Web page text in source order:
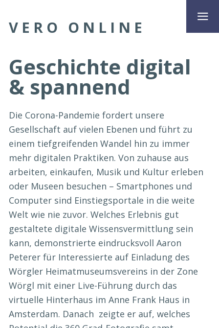
VERO ONLINE
Geschichte digital
& spannend
Die Corona-Pandemie fordert unsere
Gesellschaft auf vielen Ebenen und führt zu
einem tiefgreifenden Wandel hin zu immer
mehr digitalen Praktiken. Von zuhause aus
arbeiten, einkaufen, Musik und Kultur erleben
oder Museen besuchen – Smartphones und
Computer sind Einstiegsportale in die weite
Welt wie nie zuvor. Welches Erlebnis gut
gestaltete digitale Wissensvermittlung sein
kann, demonstrierte eindrucksvoll Aaron
Peterer für Interessierte auf Einladung des
Wörgler Heimatmuseumsvereins in der Zone
Wörgl mit einer Live-Führung durch das
virtuelle Hinterhaus im Anne Frank Haus in
Amsterdam. Danach zeigte er auf, welches